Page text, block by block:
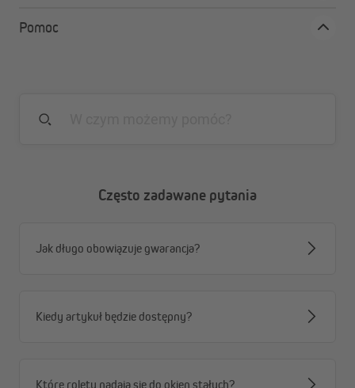
Pomoc
Często zadawane pytania
Jak długo obowiązuje gwarancja?
Kiedy artykuł będzie dostępny?
Które rolety nadają się do okien stałych?